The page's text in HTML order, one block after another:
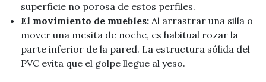
superficie no porosa de estos perfiles.
El movimiento de muebles: Al arrastrar una silla o
mover una mesita de noche, es habitual rozar la
parte inferior de la pared. La estructura sólida del
PVC evita que el golpe llegue al yeso.